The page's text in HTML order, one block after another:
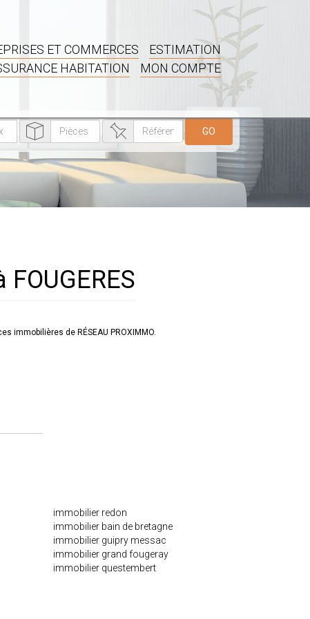
ET COMMERCES
ESTIMATION
HABITATION
MON COMPTE
GO
immobilières de RÉSEAU PROXIMMO.
immobilier redon
immobilier bain de bretagne
immobilier guipry messac
immobilier grand fougeray
immobilier questembert